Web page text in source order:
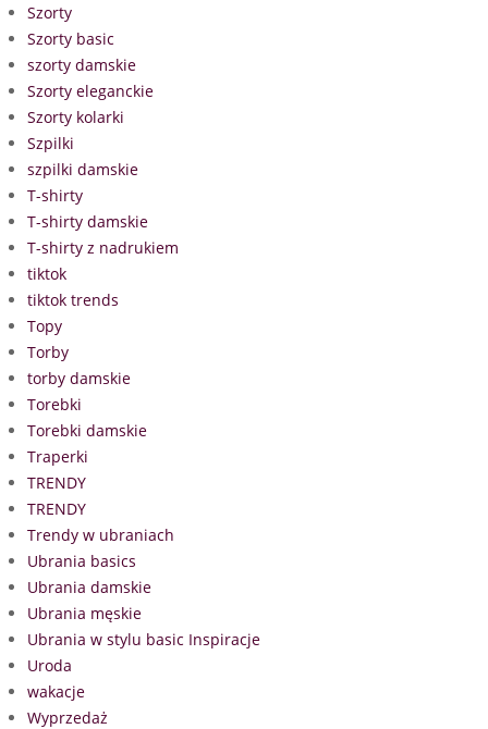
Szorty
Szorty basic
szorty damskie
Szorty eleganckie
Szorty kolarki
Szpilki
szpilki damskie
T-shirty
T-shirty damskie
T-shirty z nadrukiem
tiktok
tiktok trends
Topy
Torby
torby damskie
Torebki
Torebki damskie
Traperki
TRENDY
TRENDY
Trendy w ubraniach
Ubrania basics
Ubrania damskie
Ubrania męskie
Ubrania w stylu basic Inspiracje
Uroda
wakacje
Wyprzedaż